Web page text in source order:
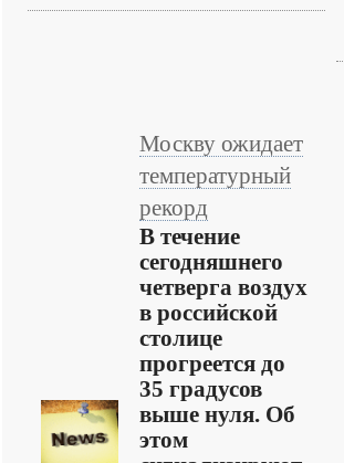
Москву ожидает
температурный
рекорд
В течение
сегодняшнего
четверга воздух
в российской
столице
прогреется до
35 градусов
выше нуля. Об
этом